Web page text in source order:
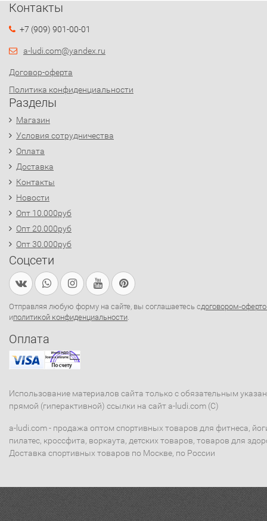
Контакты
+7 (909) 901-00-01
a-ludi.com@yandex.ru
Договор-оферта
Политика конфиденциальности
Разделы
Магазин
Условия сотрудничества
Оплата
Доставка
Контакты
Новости
Опт 10.000руб
Опт 20.000руб
Опт 30.000руб
Соцсети
Отправляя любую форму на сайте, вы соглашаетесь сдоговором-
иполитикой конфиденциальности.
Оплата
Использование материалов сайта только с обязательным
прямой (гиперактивной) ссылки на сайт a-ludi.com (C)
a-ludi.com - продажа оптом спортивных товаров для фитнеса,
пилатес, кроссфита, воркаута, детских товаров, товаров для
Доставка спортивных товаров по Москве, по России